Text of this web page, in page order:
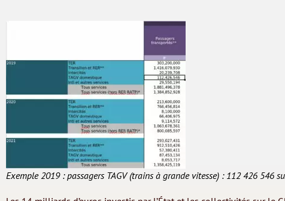
Exemple 2019 : passagers TAGV (trains à grande vitesse) : 112 426 546